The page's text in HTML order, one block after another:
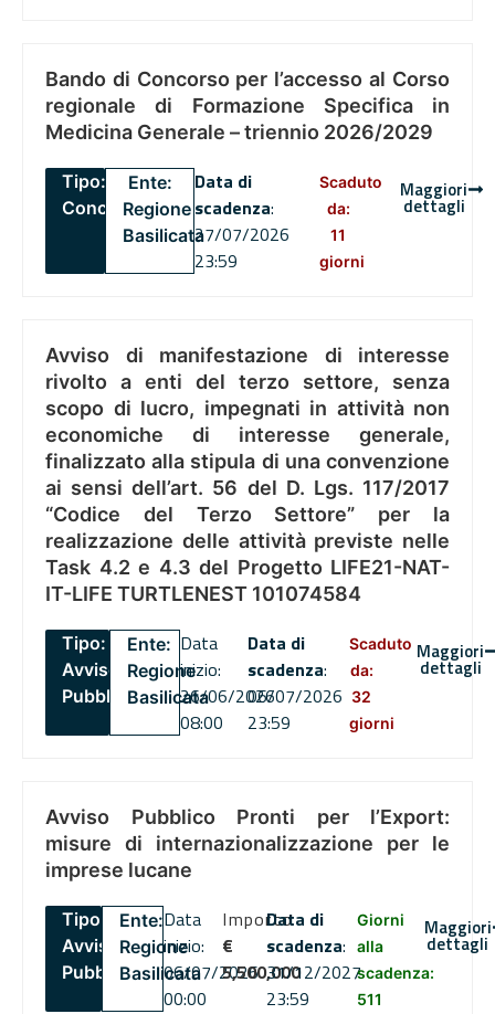
Bando di Concorso per l’accesso al Corso
regionale di Formazione Specifica in
Medicina Generale – triennio 2026/2029
Tipo:
Concorsi
Ente:
Regione
Basilicata
Data di
scadenza:
27/07/2026
23:59
Scaduto
da:
11
giorni
Maggiori
dettagli
Avviso di manifestazione di interesse
rivolto a enti del terzo settore, senza
scopo di lucro, impegnati in attività non
economiche di interesse generale,
finalizzato alla stipula di una convenzione
ai sensi dell’art. 56 del D. Lgs. 117/2017
“Codice del Terzo Settore” per la
realizzazione delle attività previste nelle
Task 4.2 e 4.3 del Progetto LIFE21-NAT-
IT-LIFE TURTLENEST 101074584
Tipo:
Avviso
Pubblico
Ente:
Regione
Basilicata
Data
inizio:
26/06/2026
08:00
Data di
scadenza:
06/07/2026
23:59
Scaduto
da:
32
giorni
Maggiori
dettagli
Avviso Pubblico Pronti per l’Export:
misure di internazionalizzazione per le
imprese lucane
Tipo:
Avviso
Pubblico
Ente:
Regione
Basilicata
Data
inizio:
06/07/2026
00:00
Importo
€
5,500,000
Data di
scadenza:
31/12/2027
23:59
Giorni
alla
scadenza:
511
Maggiori
dettagli